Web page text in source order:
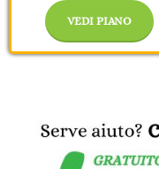
VEDI PIANO